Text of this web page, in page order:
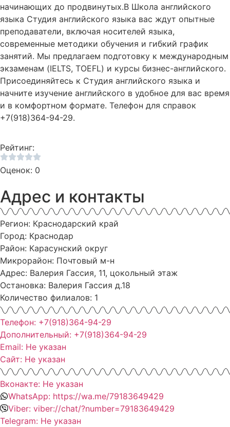
начинающих до продвинутых.В Школа английского
языка Студия английского языка вас ждут опытные
преподаватели, включая носителей языка,
современные методики обучения и гибкий график
занятий. Мы предлагаем подготовку к международным
экзаменам (IELTS, TOEFL) и курсы бизнес-английского.
Присоединяйтесь к Студия английского языка и
начните изучение английского в удобное для вас время
и в комфортном формате. Телефон для справок
+7(918)364-94-29.
Рейтинг:
Оценок: 0
Адрес и контакты
Регион: Краснодарский край
Город: Краснодар
Район: Карасунский округ
Микрорайон: Почтовый м-н
Адрес: Валерия Гассия, 11, цокольный этаж
Остановка: Валерия Гассия д.18
Количество филиалов: 1
Телефон: +7(918)364-94-29
Дополнительный: +7(918)364-94-29
Email: Не указан
Сайт: Не указан
Вконакте: Не указан
WhatsApp: https://wa.me/79183649429
Viber: viber://chat/?number=79183649429
Telegram: Не указан